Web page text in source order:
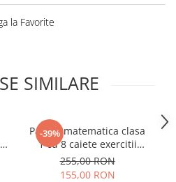
la Favorite
SIMILARE
-39%
Pachet matematica clasa
1 cu 8 caiete exercitii
probleme si rezolvari -
peste 420 pagini
255,00 RON
155,00 RON